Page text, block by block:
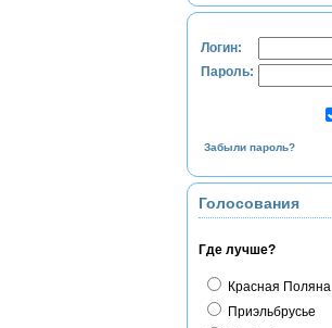
Логин:
Пароль:
Забыли пароль?
Голосования
Где лучше?
Красная Поляна
Приэльбрусье